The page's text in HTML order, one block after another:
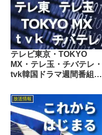
テレビ東京・TOKYO
MX・テレ玉・チバテレ・
tvk韓国ドラマ週間番組表
放送情報